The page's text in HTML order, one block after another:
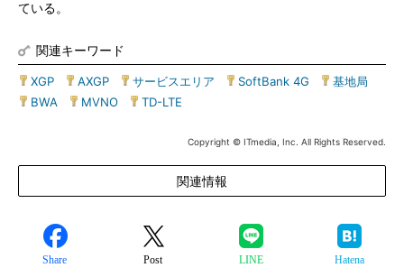
ている。
関連キーワード
XGP AXGP サービスエリア SoftBank 4G 基地局
BWA
MVNO TD-LTE
Copyright © ITmedia, Inc. All Rights Reserved.
関連情報
Share Post LINE Hatena